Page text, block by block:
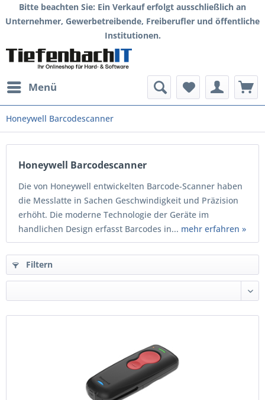
Bitte beachten Sie: Ein Verkauf erfolgt ausschließlich an
Unternehmer, Gewerbetreibende, Freiberufler und öffentliche
Institutionen.
Menü
Honeywell Barcodescanner
Honeywell Barcodescanner
Die von Honeywell entwickelten Barcode-Scanner haben
die Messlatte in Sachen Geschwindigkeit und Präzision
erhöht. Die moderne Technologie der Geräte im
handlichen Design erfasst Barcodes in... mehr erfahren »
Filtern